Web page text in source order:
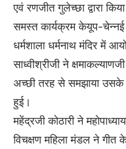
एवं रणजीत गुलेच्छा द्वारा
समस्त कार्यक्रम केयूप-चेन्नई
धर्मशाला धर्मनाथ मंदिर में
साध्वीश्रीजी ने
अच्छी तरह से समझाया उसके
हुई।
महेंद्रजी कोठारी ने
विचक्षण महिला मंडल ने गीत के